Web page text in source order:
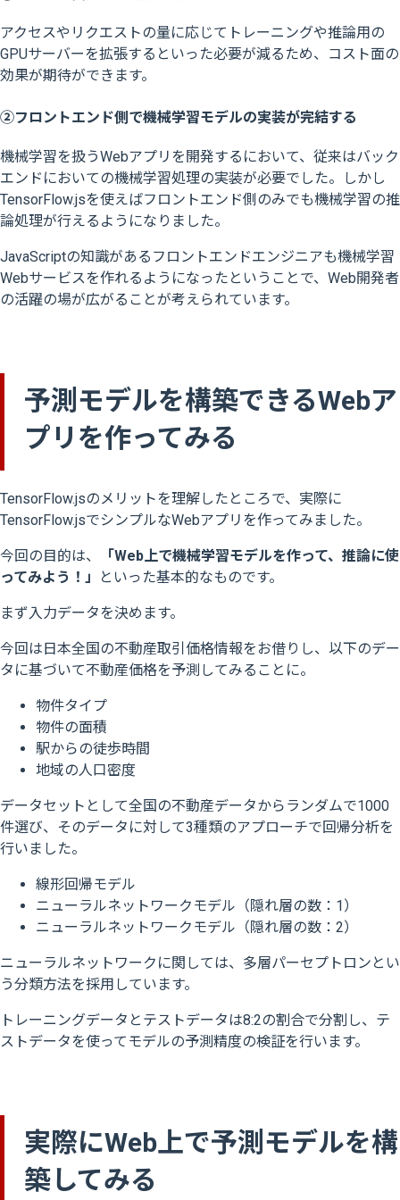
アクセスやリクエストの量に応じてトレーニングや推論用の
GPUサーバーを拡張するといった必要が減るため、コスト面の
効果が期待ができます。
②フロントエンド側で機械学習モデルの実装が完結する
機械学習を扱うWebアプリを開発するにおいて、従来はバック
エンドにおいての機械学習処理の実装が必要でした。しかし
TensorFlow.jsを使えばフロントエンド側のみでも機械学習の推
論処理が行えるようになりました。
JavaScriptの知識があるフロントエンドエンジニアも機械学習
Webサービスを作れるようになったということで、Web開発者
の活躍の場が広がることが考えられています。
予測モデルを構築できるWebア
プリを作ってみる
TensorFlow.jsのメリットを理解したところで、実際に
TensorFlow.jsでシンプルなWebアプリを作ってみました。
今回の目的は、
「Web上で機械学習モデルを作って、推論に使
ってみよう！」
といった基本的なものです。
まず入力データを決めます。
今回は日本全国の不動産取引価格情報をお借りし、以下のデー
タに基づいて不動産価格を予測してみることに。
物件タイプ
物件の面積
駅からの徒歩時間
地域の人口密度
データセットとして全国の不動産データからランダムで1000
件選び、そのデータに対して3種類のアプローチで回帰分析を
行いました。
線形回帰モデル
ニューラルネットワークモデル（隠れ層の数：1）
ニューラルネットワークモデル（隠れ層の数：2）
ニューラルネットワークに関しては、多層パーセプトロンとい
う分類方法を採用しています。
トレーニングデータとテストデータは8:2の割合で分割し、テ
ストデータを使ってモデルの予測精度の検証を行います。
実際にWeb上で予測モデルを構
築してみる